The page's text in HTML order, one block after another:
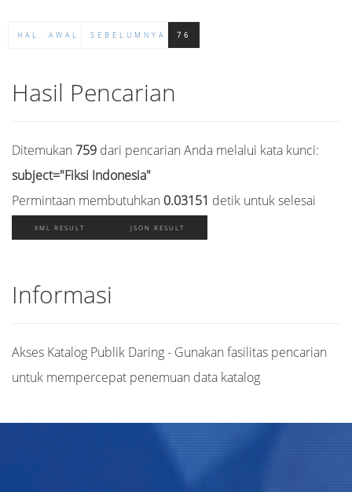
HAL. AWAL SEBELUMNYA 76
Hasil Pencarian
Ditemukan 759 dari pencarian Anda melalui kata kunci:
subject="Fiksi Indonesia"
Permintaan membutuhkan 0.03151 detik untuk selesai
XML RESULT JSON RESULT
Informasi
Akses Katalog Publik Daring - Gunakan fasilitas pencarian
untuk mempercepat penemuan data katalog